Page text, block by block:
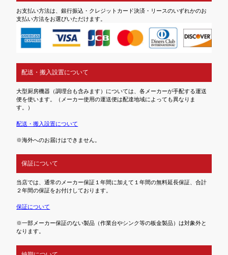
お支払い方法は、銀行振込・クレジットカード決済・リースのいずれかのお
支払い方法をお選びいただけます。
配送・搬入設置について
大型厨房機器（調理台も含みます）については、各メーカーが手配する運送
便を使います。（メーカー使用の運送便は配達地域によっても異なりま
す。）
配送・搬入設置について
※海外へのお届けはできません。
保証について
当店では、通常のメーカー保証１年間に加えて１年間の無料延長保証、合計
２年間の保証をお付けしております。
保証について
※一部メーカー保証のない製品（作業台やシンク等の板金製品）は対象外と
なります。